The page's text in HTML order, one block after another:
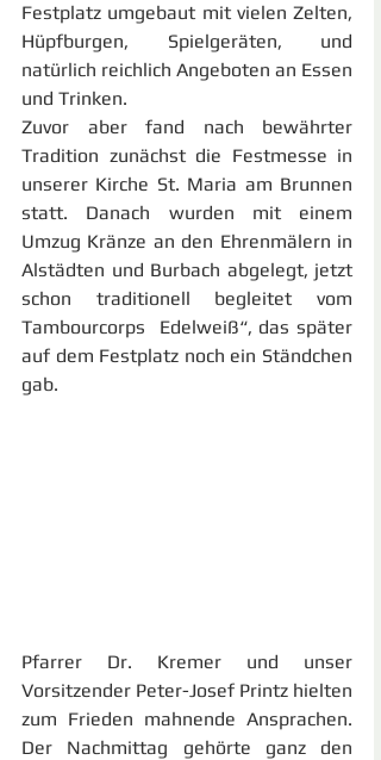
Festplatz umgebaut mit vielen Zelten,
Hüpfburgen, Spielgeräten, und
natürlich reichlich Angeboten an Essen
und Trinken.
Zuvor aber fand nach bewährter
Tradition zunächst die Festmesse in
unserer Kirche St. Maria am Brunnen
statt. Danach wurden mit einem
Umzug Kränze an den Ehrenmälern in
Alstädten und Burbach abgelegt, jetzt
schon traditionell begleitet vom
Tambourcorps  Edelweiß“, das später
auf dem Festplatz noch ein Ständchen
gab.
Pfarrer Dr. Kremer und unser
Vorsitzender Peter-Josef Printz hielten
zum Frieden mahnende Ansprachen.
Der Nachmittag gehörte ganz den